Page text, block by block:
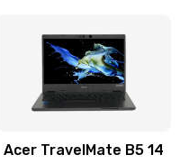
Acer TravelMate B5 14